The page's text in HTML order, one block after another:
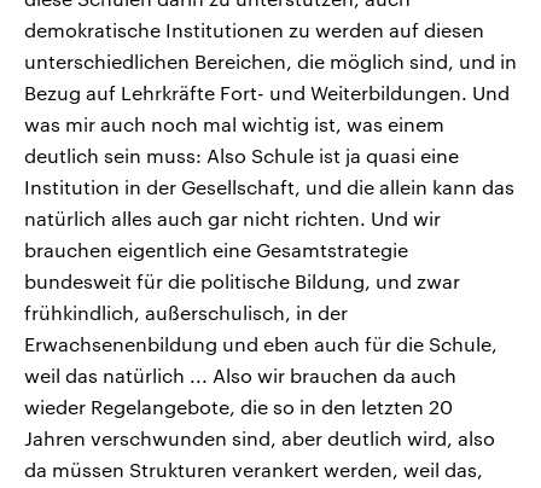
demokratische Institutionen zu werden auf diesen
unterschiedlichen Bereichen, die möglich sind, und in
Bezug auf Lehrkräfte Fort- und Weiterbildungen. Und
was mir auch noch mal wichtig ist, was einem
deutlich sein muss: Also Schule ist ja quasi eine
Institution in der Gesellschaft, und die allein kann das
natürlich alles auch gar nicht richten. Und wir
brauchen eigentlich eine Gesamtstrategie
bundesweit für die politische Bildung, und zwar
frühkindlich, außerschulisch, in der
Erwachsenenbildung und eben auch für die Schule,
weil das natürlich ... Also wir brauchen da auch
wieder Regelangebote, die so in den letzten 20
Jahren verschwunden sind, aber deutlich wird, also
da müssen Strukturen verankert werden, weil das,